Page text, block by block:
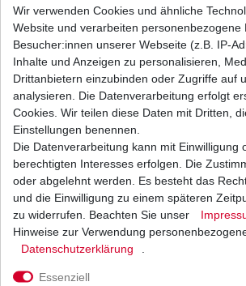
Bremsbeläge hinten EBC
Standard Bremsklötze
UVP 23,09 €
| 15,80 € / Satz
inkl. ges. MwSt.
Dichtung Lichtmaschine
250 CG0 CG1 CG2 1999 -
UVP 9,50 €
1 Stück | 6,50 € / Stück
inkl. ges. MwSt. zzgl.
Wir verwenden Cookies und ähnliche
Website und verarbeiten personenbezogene
Besucher:innen unserer Webseite (z.B. IP-
Inhalte und Anzeigen zu personalisieren,
Drittanbietern einzubinden oder Zugriffe auf
analysieren. Die Datenverarbeitung erfolgt
Cookies. Wir teilen diese Daten mit Dritten,
Einstellungen benennen.
Die Datenverarbeitung kann mit Einwilligung
berechtigten Interesses erfolgen. Die
oder abgelehnt werden. Es besteht das
und die Einwilligung zu einem späteren
zu widerrufen. Beachten Sie unser
Hinweise zur Verwendung
Daten­schutz­erklärung
Essenziell